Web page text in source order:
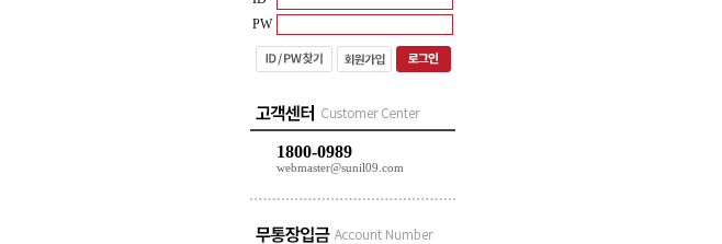
PW
1800-0989
webmaster@sunil09.com